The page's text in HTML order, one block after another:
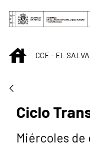
Saltar al contenido
INICIOCCE - EL
Ciclo
Miércoles de